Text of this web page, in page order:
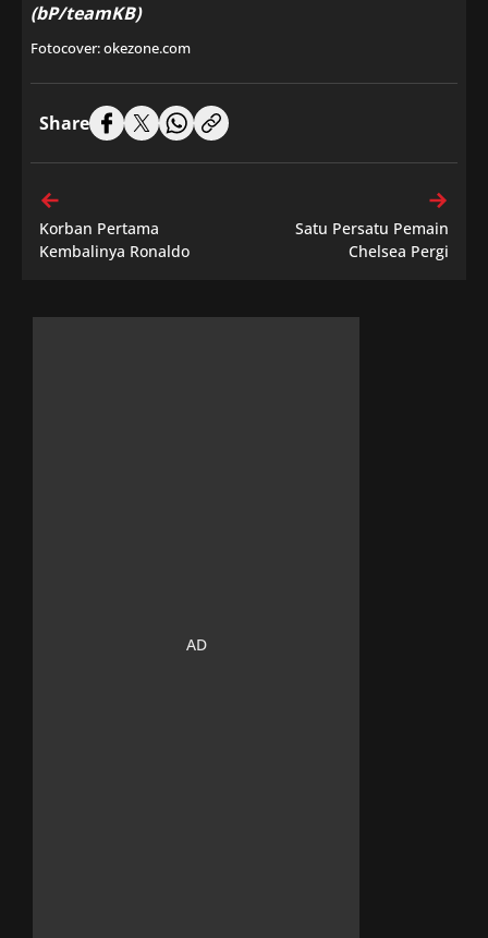
(bP/teamKB)
Fotocover: okezone.com
Share
Korban Pertama
Kembalinya Ronaldo
Satu Persatu Pemain
Chelsea Pergi